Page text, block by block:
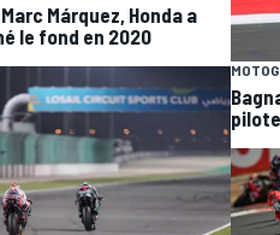
Márquez, Honda a
le fond en 2020